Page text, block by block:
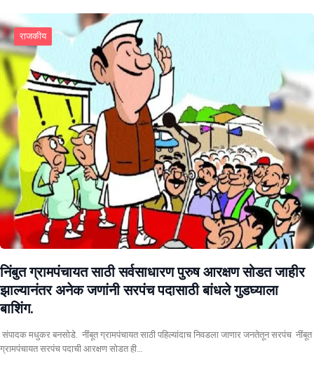
राजकीय
निंबुत ग्रामपंचायत साठी सर्वसाधारण पुरुष आरक्षण सोडत जाहीर
झाल्यानंतर अनेक जणांनी सरपंच पदासाठी बांधले गुडघ्याला
बाशिंग.
संपादक मधुकर बनसोडे. नींबूत ग्रामपंचायत साठी पहिल्यांदाच निवडला जाणार जनतेतून सरपंच नींबूत
ग्रामपंचायत सरपंच पदाची आरक्षण सोडत ही…